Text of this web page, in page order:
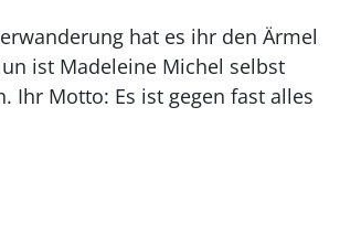
hat es ihr den Ärmel
ist Madeleine Michel selbst
Ihr Motto: Es ist gegen fast alles